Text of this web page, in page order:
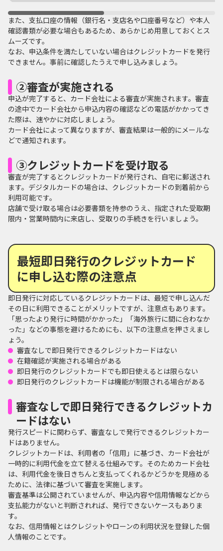
また、支払口座の情報（銀行名・支店名や口座番号など）や本人
確認書類が必要な場合もあるため、あらかじめ用意しておくとス
ムーズです。
なお、申込条件を満たしていない場合はクレジットカードを発行
できません。事前に確認したうえで申し込みましょう。
②審査が実施される
申込が完了すると、カード会社による審査が実施されます。審査
の途中でカード会社から申込内容の確認などの電話がかかってき
た際は、速やかに対応しましょう。
カード会社によって異なりますが、審査結果は一般的にメールな
どで通知されます。
③クレジットカードを受け取る
審査が完了するとクレジットカードが発行され、自宅に郵送され
ます。デジタルカードの場合は、クレジットカードの到着前から
利用可能です。
店舗で受け取る場合は必要書類を持参のうえ、指定された受取期
限内・営業時間内に来店し、受取りの手続きを行いましょう。
最短即日発行のクレジットカード
に申し込む際の注意点
即日発行に対応しているクレジットカードは、最短で申し込んだ
その日に利用できることがメリットですが、注意点もあります。
「思ったより発行に時間がかかった」「海外旅行に間に合わなか
った」などの事態を避けるためにも、以下の注意点を押さえまし
ょう。
審査なしで即日発行できるクレジットカードはない
在籍確認が実施される場合がある
即日発行のクレジットカードでも即日使えるとは限らない
即日発行のクレジットカードは機能が制限される場合がある
審査なしで即日発行できるクレジットカ
ードはない
発行スピードに関わらず、審査なしで発行できるクレジットカー
ドはありません。
クレジットカードは、利用者の「信用」に基づき、カード会社が
一時的に利用代金を立て替える仕組みです。そのためカード会社
は、利用代金を後日きちんと支払ってくれるかどうかを見極める
ために、法律に基づいて審査を実施します。
審査基準は公開されていませんが、申込内容や信用情報などから
支払能力がないと判断されれば、発行できないケースもありま
す。
なお、信用情報とはクレジットやローンの利用状況を登録した個
人情報のことです。